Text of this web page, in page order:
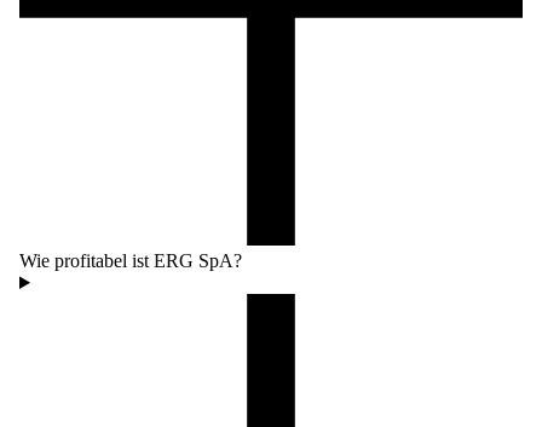
Wie profitabel ist ERG SpA?